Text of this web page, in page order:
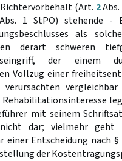
(Art. 2Abs.
Abs. 1 StPO) stehende -
als
derart schweren
der einem
Vollzug einer
verursachten
Rehabilitationsinteresse
mit seinem
dar; vielmehr
einer Entscheidung nach §
der